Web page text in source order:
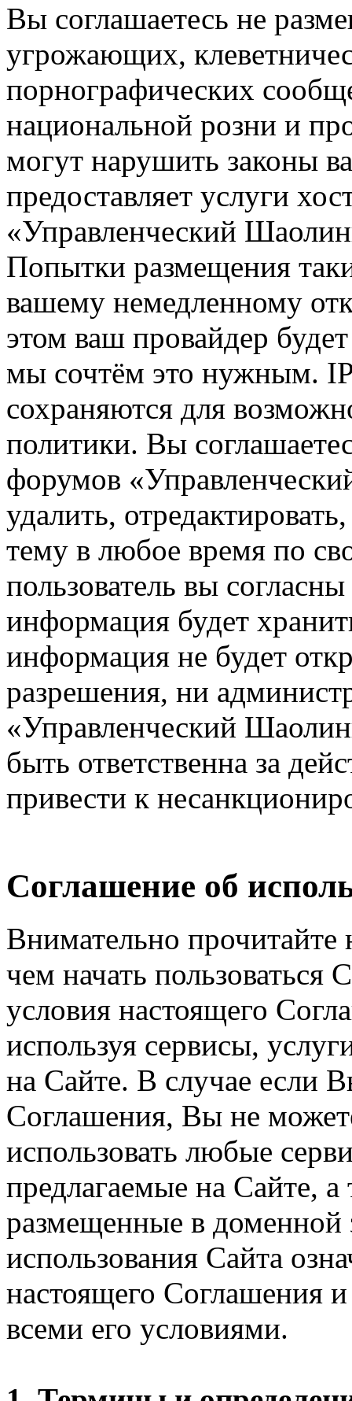
Вы соглашаетесь не
угрожающих,
порнографических
национальной розни и
могут нарушить законы
предоставляет услуги
«Управленческий
Попытки размещения
вашему немедленному
этом ваш провайдер
мы сочтём это нужным.
сохраняются для
политики. Вы
форумов
удалить,
тему в любое время по
пользователь вы
информация будет
информация не будет
разрешения, ни
«Управленческий
быть ответственна за
привести к
Соглашение об
Внимательно
чем начать
условия настоящего
используя сервисы,
на Сайте. В случае если
Соглашения, Вы не
использовать любые
предлагаемые на Сайте,
размещенные в доменной
использования Сайта
настоящего Соглашения
всеми его условиями.